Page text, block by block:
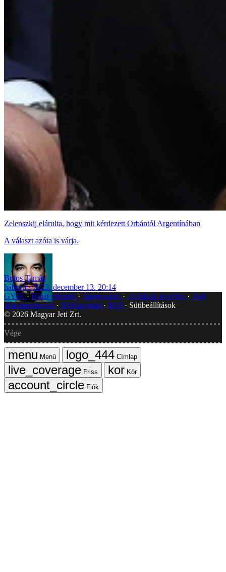
Zelenszkij elárulta, hogy mit kérdezett Orbántól Argentínában
A választ azóta is várja.
Botos Tamás
háború
2023. december 13. 20:14
GYIK Hibát jelentek Impresszum Javítások kezelése
Jogi
dokumentumok
Médiaajánlat RSS
Sütibeállítások
© 2026 Magyar Jeti Zrt.
Vége
Menü
Címlap
Friss
Kör
Fiók